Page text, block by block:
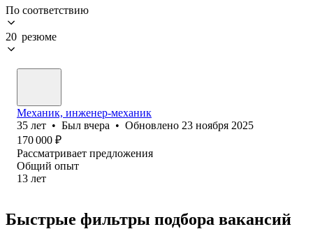
По соответствию
20 резюме
Механик, инженер-механик
35 лет • Был вчера • Обновлено 23 ноября 2025
170 000 ₽
Рассматривает предложения
Общий опыт
13 лет
Быстрые фильтры подбора вакансий